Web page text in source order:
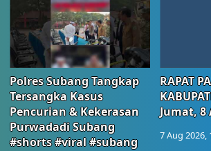
Polres Subang Tangkap
Tersangka Kasus
Pencurian & Kekerasan
Purwadadi Subang
#shorts #viral #subang
RAPAT
Jumat, 8
7 Aug 2026,